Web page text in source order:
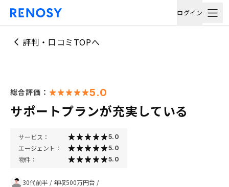
ログイン
評判・口コミTOPへ
総合評価： 5.0
サポートプランが充実している
サービス： 5.0
エージェント： 5.0
物件： 5.0
30代前半 / 年収500万円台 /